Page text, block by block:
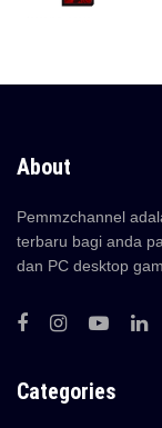
About
Pemmzchannel
terbaru bagi anda
dan PC desktop
Categories